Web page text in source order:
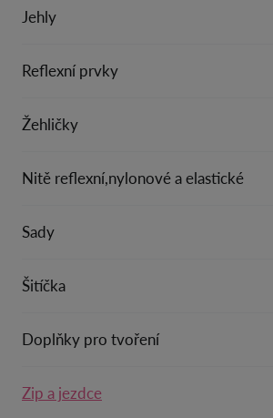
Jehly
Reflexní prvky
Žehličky
Nitě reflexní,nylonové a elastické
Sady
Šitíčka
Doplňky pro tvoření
Zip a jezdce